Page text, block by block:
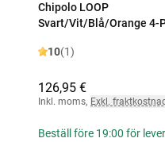
Chipolo LOOP
Svart/Vit/Blå/Orange 4-
10(1)
126,95 €
Inkl. moms, Exkl.
Beställ före 19:00 för